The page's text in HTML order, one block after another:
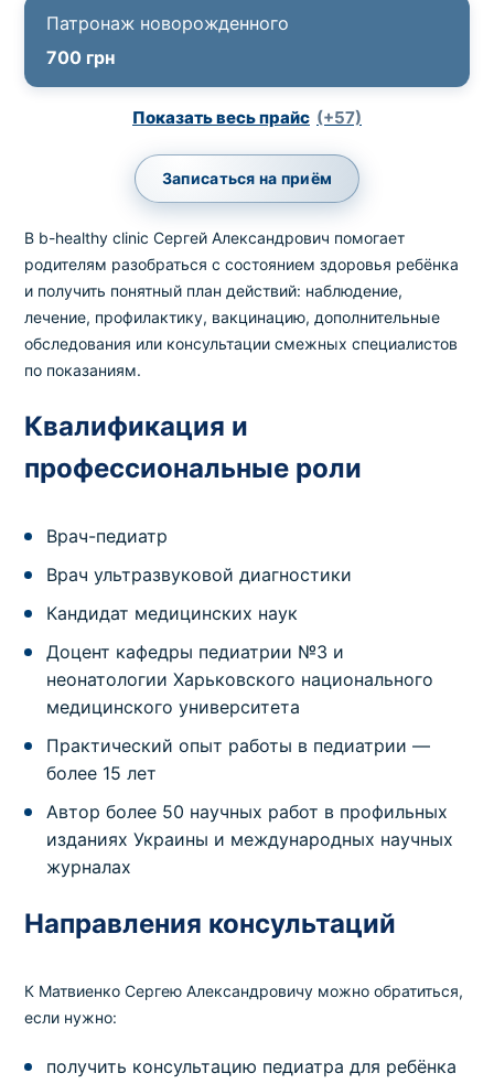
Патронаж новорожденного
700 грн
Показать весь прайс (+57)
Записаться на приём
В b-healthy clinic Сергей Александрович помогает
родителям разобраться с состоянием здоровья ребёнка
и получить понятный план действий: наблюдение,
лечение, профилактику, вакцинацию, дополнительные
обследования или консультации смежных специалистов
по показаниям.
Квалификация и
профессиональные роли
Врач-педиатр
Врач ультразвуковой диагностики
Кандидат медицинских наук
Доцент кафедры педиатрии №3 и
неонатологии Харьковского национального
медицинского университета
Практический опыт работы в педиатрии —
более 15 лет
Автор более 50 научных работ в профильных
изданиях Украины и международных научных
журналах
Направления консультаций
К Матвиенко Сергею Александровичу можно обратиться,
если нужно:
получить консультацию педиатра для ребёнка